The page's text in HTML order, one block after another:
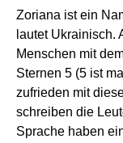
Zoriana ist ein
lautet Ukrainisch.
Menschen mit
Sternen 5 (5 ist
zufrieden mit
schreiben die
Sprache haben